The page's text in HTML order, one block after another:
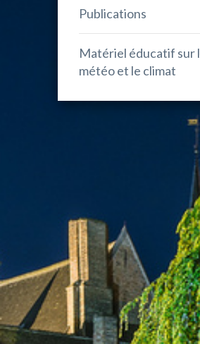
Publications
Matériel éducatif sur
météo et le climat